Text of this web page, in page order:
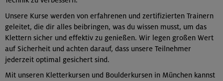
Unsere Kurse werden von erfahrenen und zertifizierten Trainern
geleitet, die dir alles beibringen, was du wissen musst, um das
Klettern sicher und effektiv zu genießen. Wir legen großen Wert
auf Sicherheit und achten darauf, dass unsere Teilnehmer
jederzeit optimal gesichert sind.
Mit unseren Kletterkursen und Boulderkursen in München kannst